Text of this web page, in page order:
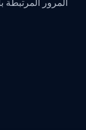
المرور المرتبطة